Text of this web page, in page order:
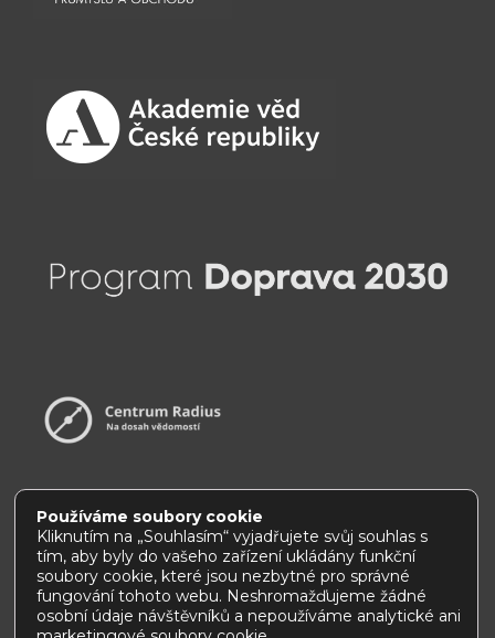
Prohlášení o přístupnosti |Jak používat tento web
Používáme soubory cookie
Kliknutím na „Souhlasím“ vyjadřujete svůj souhlas s
tím, aby byly do vašeho zařízení ukládány funkční
soubory cookie, které jsou nezbytné pro správné
fungování tohoto webu. Neshromažďujeme žádné
osobní údaje návštěvníků a nepoužíváme analytické ani